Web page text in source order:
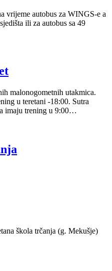
vrijeme autobus za WINGS-e a
ili za autobus sa 49
malonogometnih utakmica.
u teretani -18:00. Sutra
imaju trening u 9:00…
škola trčanja (g. Mekušje)